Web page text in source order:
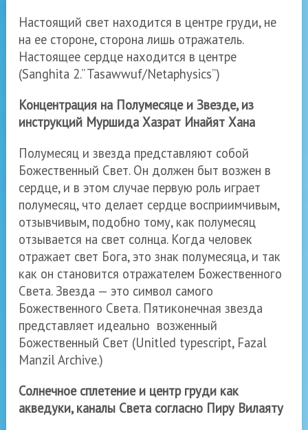
Настоящий свет находится в центре груди, не
на ее стороне, сторона лишь отражатель.
Настоящее сердце находится в центре
(Sanghita 2.” Tasawwuf/Netaphysics”)
Концентрация на Полумесяце и Звезде, из
инструкций Муршида Хазрат Инайят Хана
Полумесяц и звезда представляют собой
Божественный Свет. Он должен быт возжен в
сердце, и в этом случае первую роль играет
полумесяц, что делает сердце восприимчивым,
отзывчивым, подобно тому, как полумесяц
отзывается на свет солнца. Когда человек
отражает свет Бога, это знак полумесяца, и так
как он становится отражателем Божественного
Света. Звезда — это символ самого
Божественного Света. Пятиконечная звезда
представляет идеально возженный
Божественный Свет (Unitled typescript, Fazal
Manzil Archive.)
Солнечное сплетение и центр груди как
акведуки, каналы Света согласно Пиру Вилаяту